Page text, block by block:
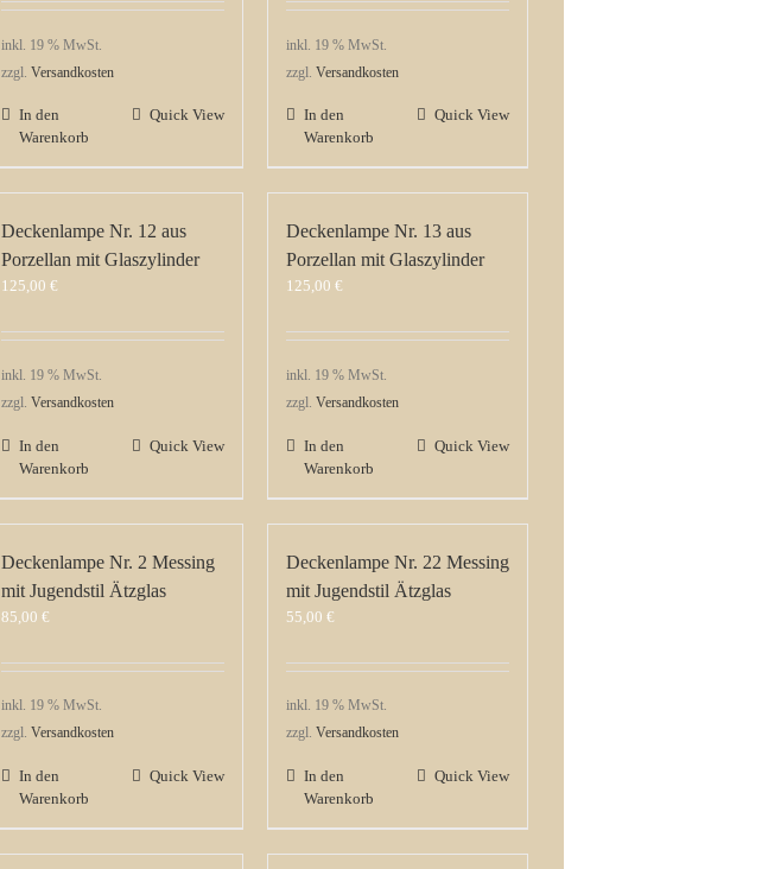
inkl. 19 % MwSt.
zzgl. Versandkosten
In den
Warenkorb
Quick View
inkl. 19 % MwSt.
zzgl. Versandkosten
In den
Warenkorb
Quick View
Deckenlampe Nr. 12 aus
Porzellan mit Glaszylinder
125,00 €
inkl. 19 % MwSt.
zzgl. Versandkosten
In den
Warenkorb
Quick View
Deckenlampe Nr. 13 aus
Porzellan mit Glaszylinder
125,00 €
inkl. 19 % MwSt.
zzgl. Versandkosten
In den
Warenkorb
Quick View
Deckenlampe Nr. 2 Messing
mit Jugendstil Ätzglas
85,00 €
inkl. 19 % MwSt.
zzgl. Versandkosten
In den
Warenkorb
Quick View
Deckenlampe Nr. 22 Messing
mit Jugendstil Ätzglas
55,00 €
inkl. 19 % MwSt.
zzgl. Versandkosten
In den
Warenkorb
Quick View